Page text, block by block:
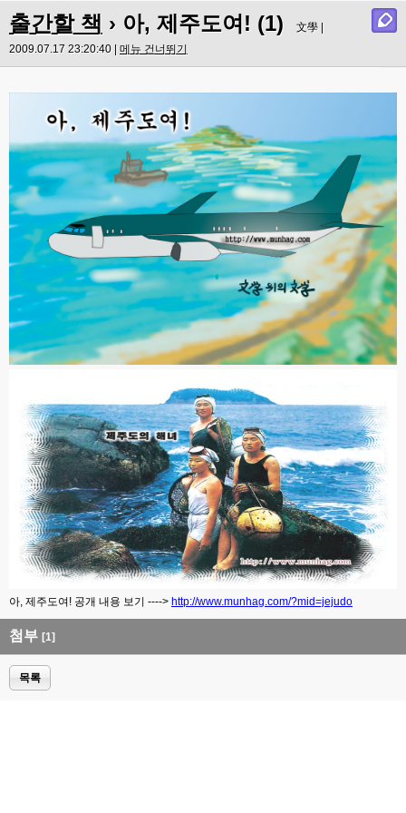
출간할 책 › 아, 제주도여! (1)
文學 |
2009.07.17 23:20:40 | 메뉴 건너뛰기
아, 제주도여! 공개 내용 보기 ----> http://www.munhag.com/?mid=jejudo
첨부 [1]
목록